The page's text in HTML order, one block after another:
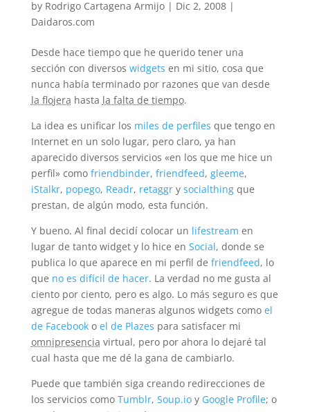
by Rodrigo Cartagena Armijo| Dic 2, 2008|
Daidaros.com
Desde hace tiempo que he querido tener una
sección con diversos widgets en mi sitio, cosa que
nunca había terminado por razones que van desde
la flojera hasta la falta de tiempo.
La idea es unificar los miles de perfiles que tengo en
Internet en un solo lugar, pero claro, ya han
aparecido diversos servicios «en los que me hice un
perfil» como friendbinder, friendfeed, gleeme,
iStalkr, popego, Readr, retaggry socialthingque
prestan, de algún modo, esta función.
Y bueno. Al final decidí colocar un lifestream en
lugar de tanto widget y lo hice en Social, donde se
publica lo que aparece en mi perfil de friendfeed, lo
que no es difícil de hacer. La verdad no me gusta al
ciento por ciento, pero es algo. Lo más seguro es que
agregue de todas maneras algunos widgets como el
de Facebooko el de Plazes para satisfacer mi
omnipresencia virtual, pero por ahora lo dejaré tal
cual hasta que me dé la gana de cambiarlo.
Puede que también siga creando redirecciones de
los servicios como Tumblr, Soup.ioy Google Profile; o